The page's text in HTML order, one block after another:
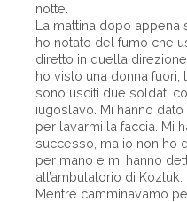
notte.
La mattina dopo appena
ho notato del fumo che
diretto in quella
ho visto una donna fuori,
sono usciti due soldati
iugoslavo. Mi hanno dato
per lavarmi la faccia. Mi
successo, ma io non ho
per mano e mi hanno
all’ambulatorio di Kozluk.
Mentre camminavamo